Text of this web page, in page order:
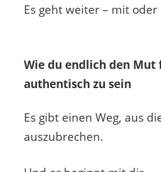
Es geht weiter – mit
Wie du endlich den Mut
authentisch zu sein
Es gibt einen Weg, aus
auszubrechen.